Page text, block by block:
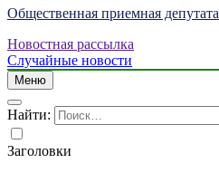
Общественная приемная депутата
Новостная рассылка
Случайные новости
Меню
Найти:
Заголовки